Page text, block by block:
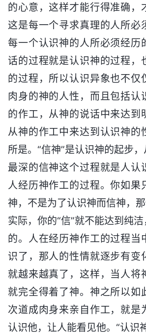
的心意，这样才能行得准确，
这是每一个寻求真理的人所必
每一个认识神的人所必须经历
话的过程就是认识神的过程，
的过程，所以认识异象也不仅
肉身的神的人性，而且包括认
的作工，从神的说话中来达到
从神的作工中来达到认识神的
所是。“信神”是认识神的起步
最深的信神这个过程就是人认
人经历神作工的过程。你如果
神，不是为了认识神而信神，
实际，你的“信”就不能达到纯
的。人在经历神作工的过程当
识了，那人的性情就逐步有变
就越来越真了，这样，当人将
就完全得着了神。神之所以如
次道成肉身来亲自作工，就是
认识他，让人能看见他。“认识